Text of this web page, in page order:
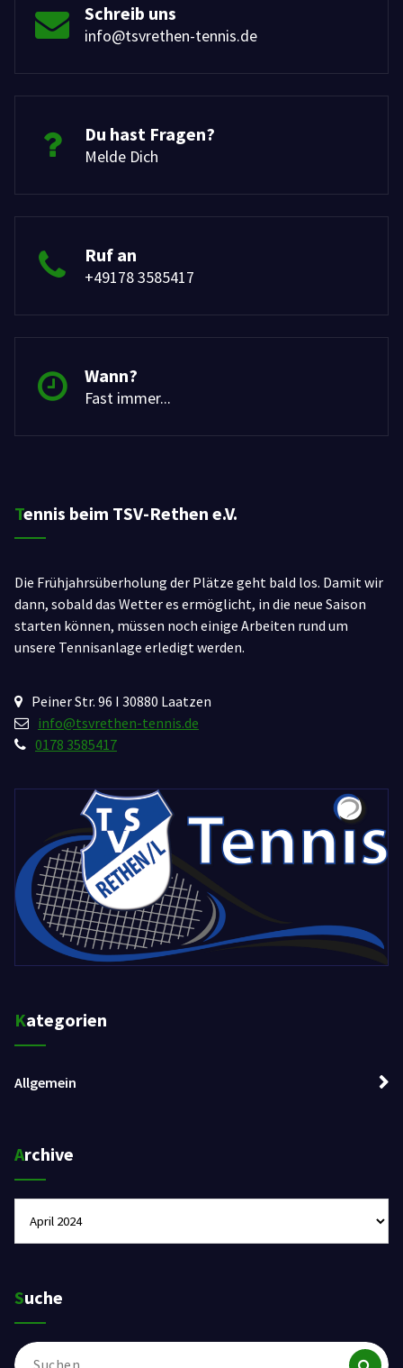
Schreib uns
info@tsvrethen-tennis.de
Du hast Fragen?
Melde Dich
Ruf an
+49178 3585417
Wann?
Fast immer...
Tennis beim TSV-Rethen e.V.
Die Frühjahrsüberholung der Plätze geht bald los. Damit wir
dann, sobald das Wetter es ermöglicht, in die neue Saison
starten können, müssen noch einige Arbeiten rund um
unsere Tennisanlage erledigt werden.
Peiner Str. 96 I 30880 Laatzen
info@tsvrethen-tennis.de
0178 3585417
Kategorien
Allgemein
Archive
Suche
Suchen